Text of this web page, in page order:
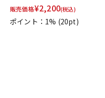
販売価格¥2,200(税込)
ポイント：1% (20pt)